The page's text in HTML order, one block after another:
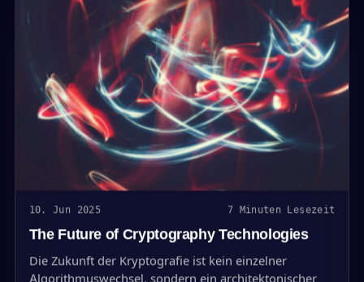
10. Jun 2025 7 Minuten Lesezeit
The Future of Cryptography Technologies
Die Zukunft der Kryptografie ist kein einzelner
Algorithmuswechsel, sondern ein architektonischer